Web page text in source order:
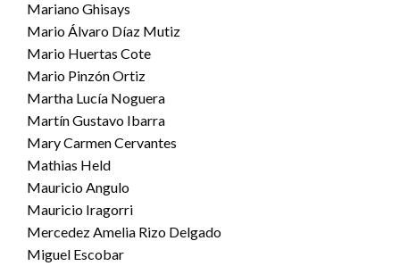
Mariano Ghisays
Mario Álvaro Díaz Mutiz
Mario Huertas Cote
Mario Pinzón Ortiz
Martha Lucía Noguera
Martín Gustavo Ibarra
Mary Carmen Cervantes
Mathias Held
Mauricio Angulo
Mauricio Iragorri
Mercedez Amelia Rizo Delgado
Miguel Escobar